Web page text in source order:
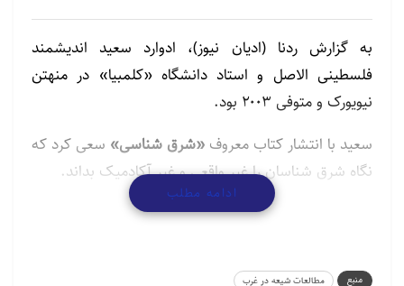
به گزارش ردنا (ادیان نیوز)، ادوارد سعید اندیشمند
فلسطینی الاصل و استاد دانشگاه «کلمبیا» در منهتن
نیویورک و متوفی ۲۰۰۳ بود.
سعید با انتشار کتاب معروف «شرق شناسی» سعی کرد که
نگاه شرق شناسان را غیر واقعی و غیر آکادمیک بداند.
گردهمایی پیروان ادیان توحیدی در آستانه نیمه شعبان
ادامه مطلب
منبع
مطالعات شیعه در غرب